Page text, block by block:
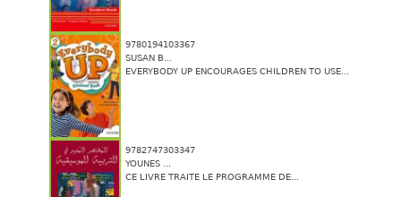
9780194103367
SUSAN B...
EVERYBODY UP ENCOURAGES CHILDREN TO USE...
9782747303347
YOUNES ...
CE LIVRE TRAITE LE PROGRAMME DE...